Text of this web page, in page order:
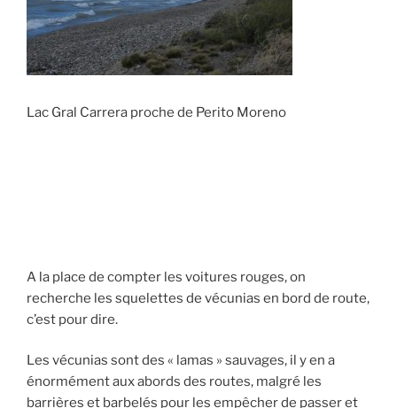
Lac Gral Carrera proche de Perito Moreno
A la place de compter les voitures rouges, on
recherche les squelettes de vécunias en bord de route,
c’est pour dire.
Les vécunias sont des « lamas » sauvages, il y en a
énormément aux abords des routes, malgré les
barrières et barbelés pour les empêcher de passer et